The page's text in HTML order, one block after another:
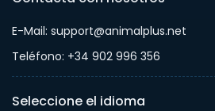
E-Mail: support@animalplus.net
Teléfono: +34 902 996 356
Seleccione el idioma